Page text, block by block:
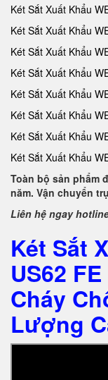
Két Sắt Xuất Khẩu
Két Sắt Xuất Khẩu
Két Sắt Xuất Khẩu
Két Sắt Xuất Khẩu
Két Sắt Xuất Khẩu
Két Sắt Xuất Khẩu
Két Sắt Xuất Khẩu
Két Sắt Xuất Khẩu
Toàn bộ sản phẩm
năm. Vận chuyển
Liên hệ ngay
Két Sắt
US62
Cháy
Lượng